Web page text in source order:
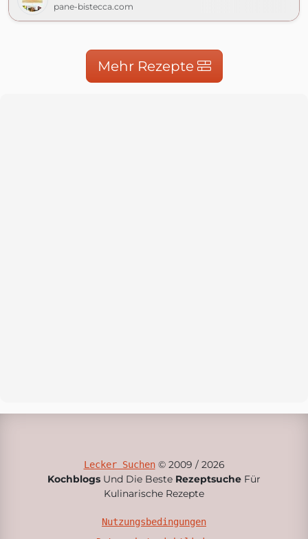
pane-bistecca.com
Mehr Rezepte
Lecker Suchen© 2009 / 2026
Kochblogs Und Die Beste Rezeptsuche Für
Kulinarische Rezepte
Nutzungsbedingungen